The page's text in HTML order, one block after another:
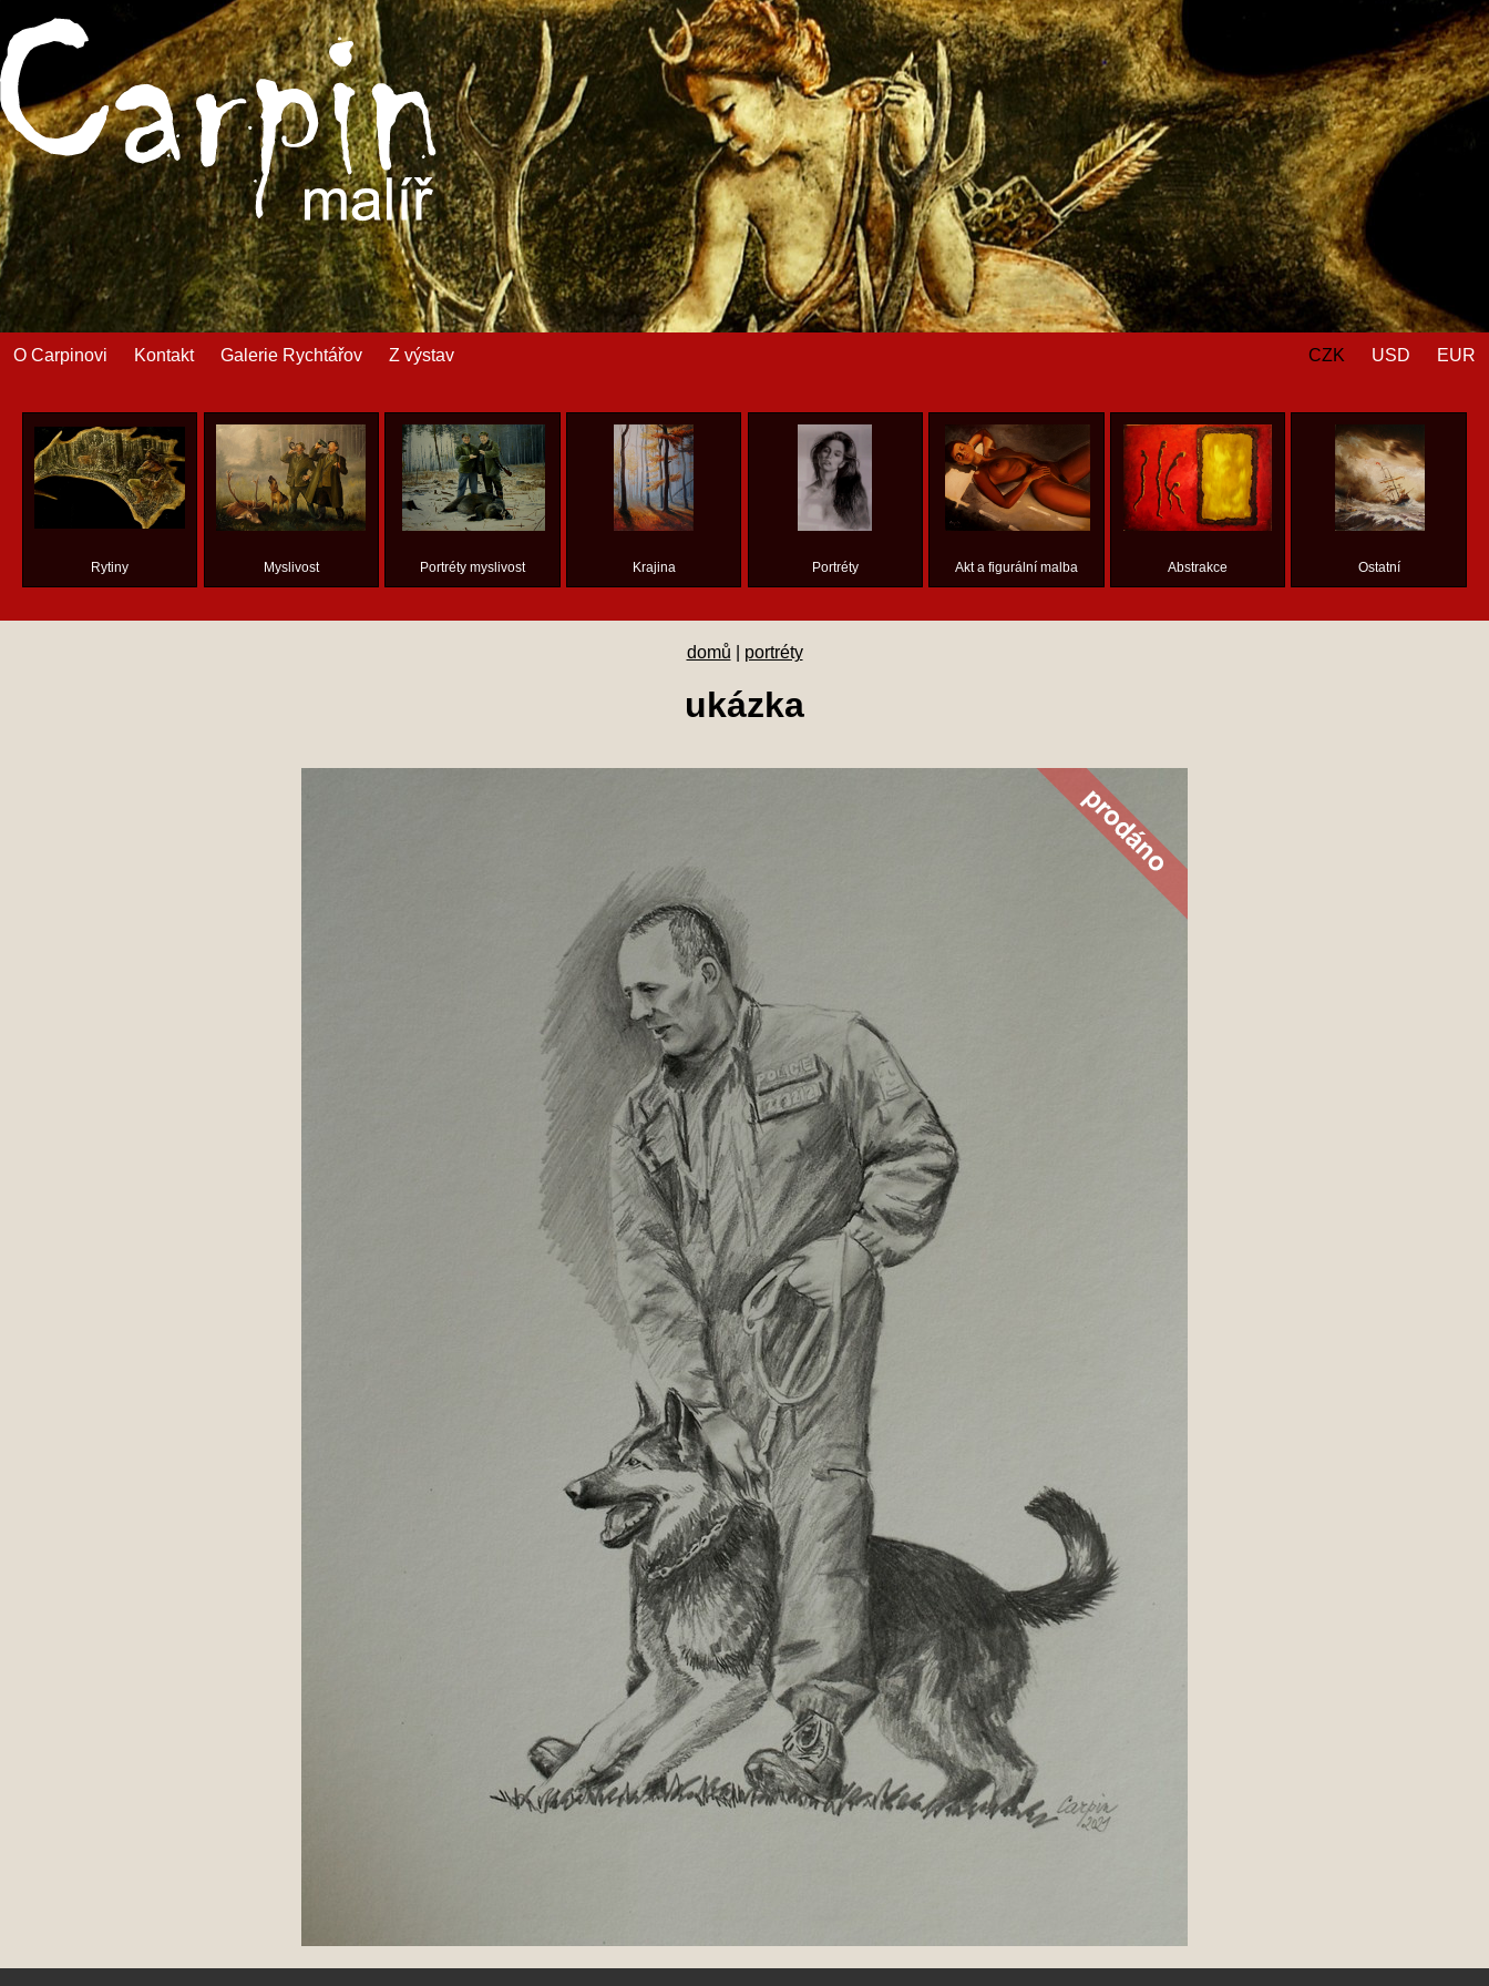
O Carpinovi Kontakt Galerie Rychtářov Z výstav CZK USD EUR
Rytiny Myslivost Portréty myslivost Krajina Portréty Akt a figurální malba Abstrakce Ostatní
domů portréty
ukázka